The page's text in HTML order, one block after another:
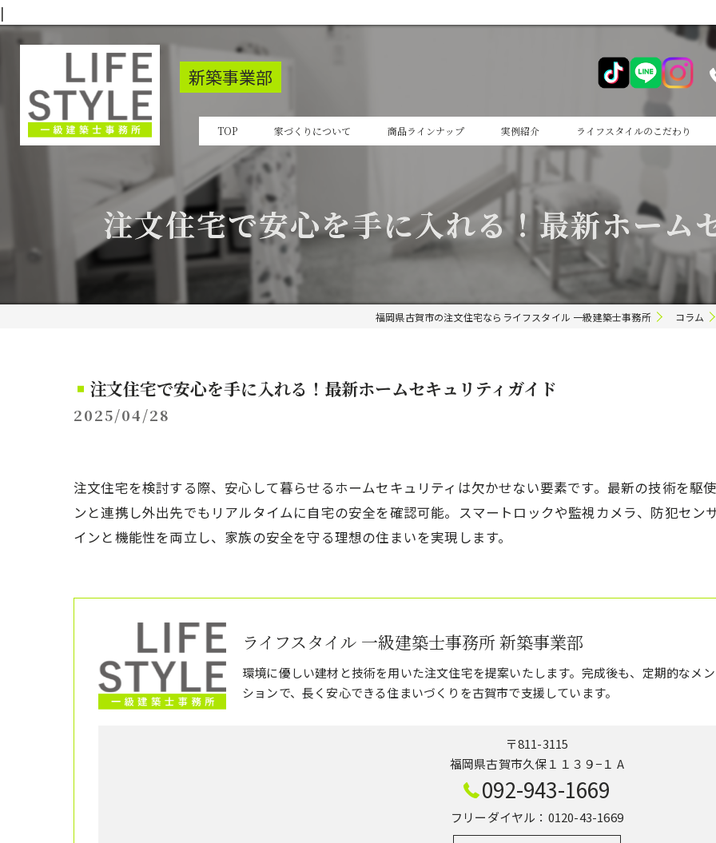
|
新築事業部
TOP 家づくりについて 商品ラインナップ
cocoiro+
実例紹介 ライフスタイルのこだわり
注文住宅で安心を手に入れる！最新ホーム
福岡県古賀市の注文住宅ならライフスタイル 一級建築士事務所 コラム
注文住宅で安心を手に入れる！最新ホームセキュリティガイド
2025/04/28
注文住宅を検討する際、安心して暮らせるホームセキュリティは欠かせない要素です。最新の技術を駆
ンと連携し外出先でもリアルタイムに自宅の安全を確認可能。スマートロックや監視カメラ、防犯セン
インと機能性を両立し、家族の安全を守る理想の住まいを実現します。
ライフスタイル 一級建築士事務所 新築事業部
環境に優しい建材と技術を用いた注文住宅を提案いたします。完成後も、定期的なメ
ションで、長く安心できる住まいづくりを古賀市で支援しています。
〒811-3115
福岡県古賀市久保１１３９−１ A
092-943-1669
フリーダイヤル：0120-43-1669